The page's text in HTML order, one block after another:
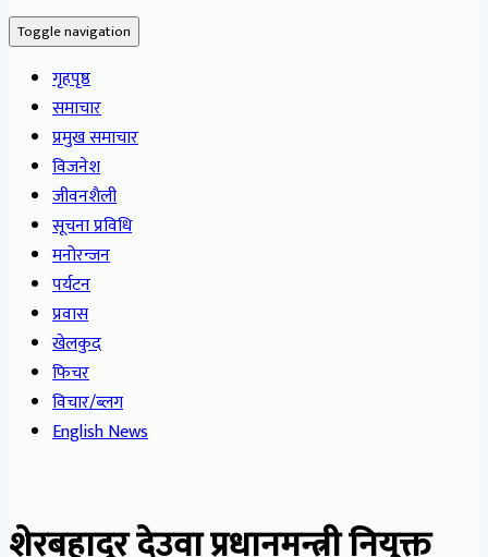
Toggle navigation
गृहपृष्ठ
समाचार
प्रमुख समाचार
विजनेश
जीवनशैली
सूचना प्रविधि
मनोरन्जन
पर्यटन
प्रवास
खेलकुद
फिचर
विचार/ब्लग
English News